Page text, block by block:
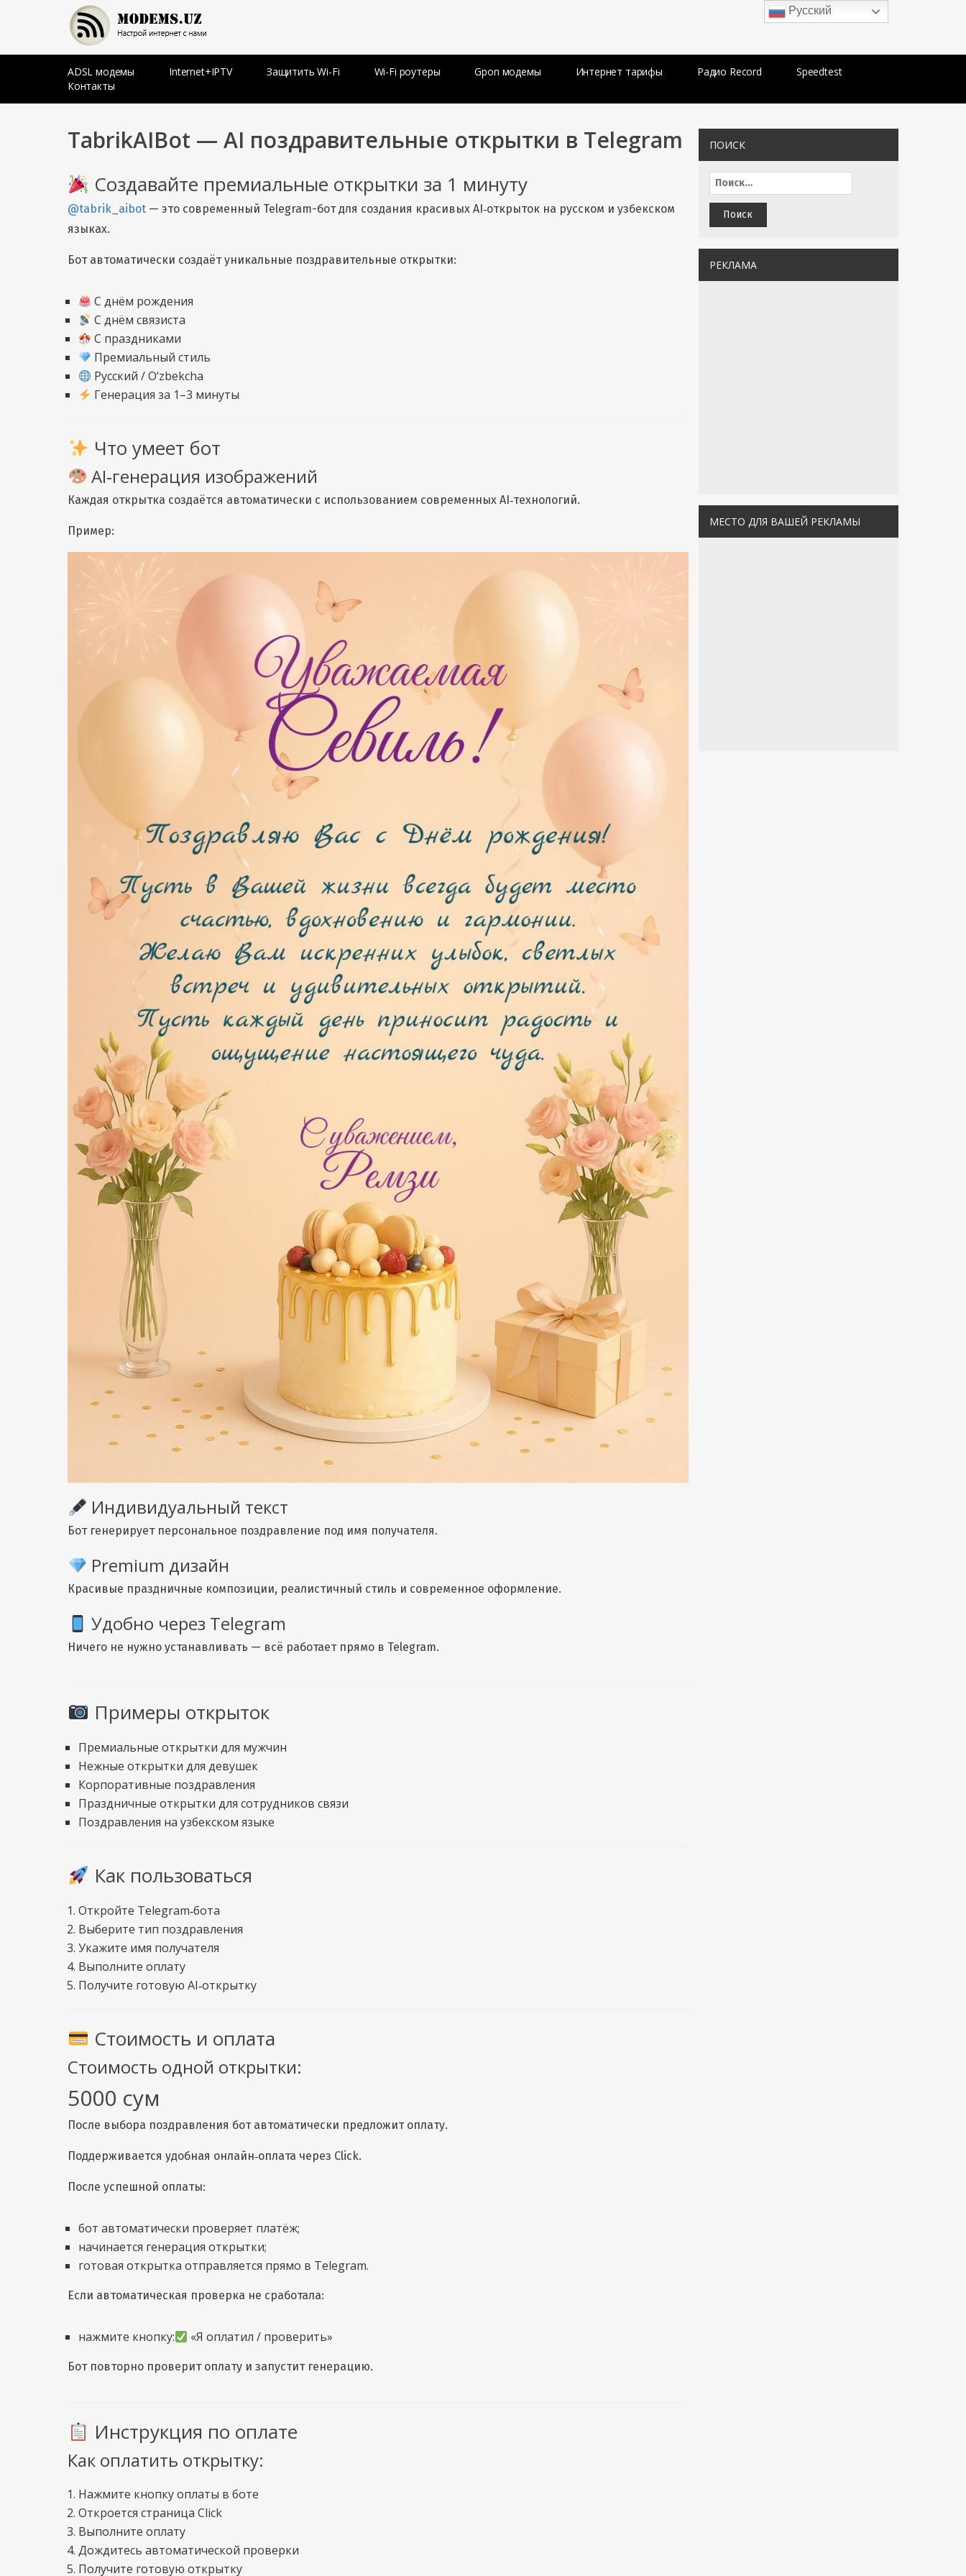
MODEMS.UZ
Настрой Интернет с нами
ADSL модемы Internet+IPTV Защитить Wi-Fi Wi-Fi роутеры Gpon модемы Интернет тарифы Радио Record
Speedtest
Контакты
TabrikAIBot — AI поздравительные открытки в Telegram
Создавайте премиальные открытки за 1 минуту
@tabrik_aibot — это современный Telegram-бот для создания красивых AI‑открыток на русском и узбекском
языках.
Бот автоматически создаёт уникальные поздравительные открытки:
С днём рождения
С днём связиста
С праздниками
Премиальный стиль
Русский / O‘zbekcha
Генерация за 1–3 минуты
Что умеет бот
AI‑генерация изображений
Каждая открытка создаётся автоматически с использованием современных AI‑технологий.
Пример:
Индивидуальный текст
Бот генерирует персональное поздравление под имя получателя.
Premium дизайн
Красивые праздничные композиции, реалистичный стиль и современное оформление.
Удобно через Telegram
Ничего не нужно устанавливать — всё работает прямо в Telegram.
Примеры открыток
Премиальные открытки для мужчин
Нежные открытки для девушек
Корпоративные поздравления
Праздничные открытки для сотрудников связи
Поздравления на узбекском языке
Как пользоваться
Откройте Telegram‑бота
Выберите тип поздравления
Укажите имя получателя
Выполните оплату
Получите готовую AI‑открытку
Стоимость и оплата
Стоимость одной открытки:
5000 сум
После выбора поздравления бот автоматически предложит оплату.
Поддерживается удобная онлайн‑оплата через Click.
После успешной оплаты:
бот автоматически проверяет платёж;
начинается генерация открытки;
готовая открытка отправляется прямо в Telegram.
Если автоматическая проверка не сработала:
нажмите кнопку: «Я оплатил / проверить»
Бот повторно проверит оплату и запустит генерацию.
Инструкция по оплате
Как оплатить открытку:
Нажмите кнопку оплаты в боте
Откроется страница Click
Выполните оплату
Дождитесь автоматической проверки
Получите готовую открытку
ПОИСК
РЕКЛАМА
МЕСТО ДЛЯ ВАШЕЙ РЕКЛАМЫ
Русский